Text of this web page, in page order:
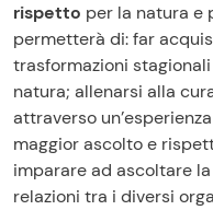
rispetto per la natura e
permetterà di: far
trasformazioni
natura; allenarsi alla
attraverso
maggior ascolto e
imparare ad ascoltare la
relazioni tra i diversi